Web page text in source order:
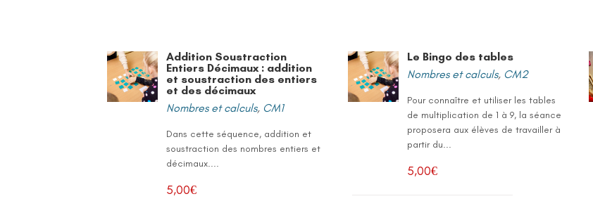
Addition Soustraction
Entiers Décimaux : addition
et soustraction des entiers
et des décimaux
Nombres et calculs, CM1
Dans cette séquence, addition et
soustraction des nombres entiers et
décimaux....
5,00€
Le Bingo des tables
Nombres et calculs, CM2
Pour connaître et utiliser les tables
de multiplication de 1 à 9, la séance
proposera aux élèves de travailler à
partir du...
5,00€